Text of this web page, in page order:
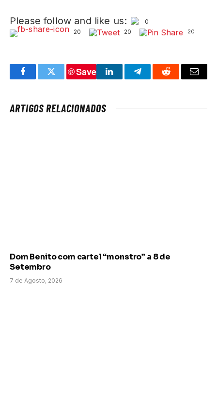
Please follow and like us:
0
20
20 20
FacebookTwitter
Save
LinkedInTelegramReddit Email
ARTIGOS RELACIONADOS
Dom Benito com cartel “monstro” a 8 de
Setembro
7 de Agosto, 2026